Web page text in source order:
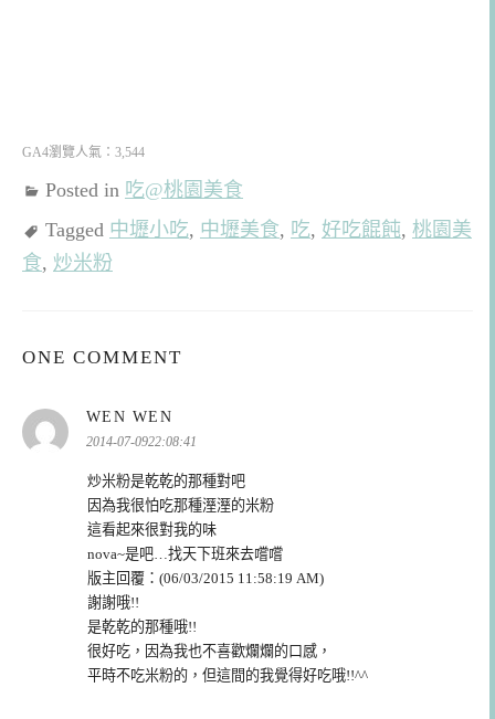
GA4瀏覽人氣：3,544
Posted in 吃@桃園美食
Tagged 中壢小吃, 中壢美食, 吃, 好吃餛飩, 桃園美
食, 炒米粉
ONE COMMENT
WEN WEN
示:
2014-07-0922:08:41
炒米粉是乾乾的那種對吧
因為我很怕吃那種溼溼的米粉
這看起來很對我的味
nova~是吧…找天下班來去嚐嚐
版主回覆：(06/03/2015 11:58:19 AM)
謝謝哦!!
是乾乾的那種哦!!
很好吃，因為我也不喜歡爛爛的口感，
平時不吃米粉的，但這間的我覺得好吃哦!!^^